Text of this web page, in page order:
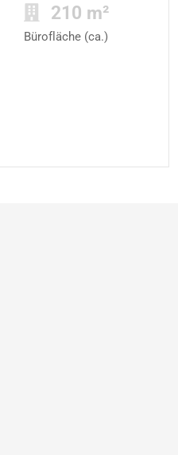
210 m²
Bürofläche (ca.)